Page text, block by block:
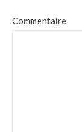
Commentaire